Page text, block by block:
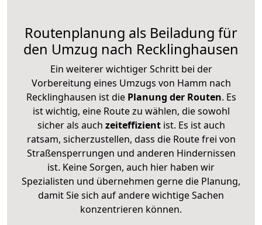
Routenplanung als Beiladung für
den Umzug nach Recklinghausen
Ein weiterer wichtiger Schritt bei der
Vorbereitung eines Umzugs von Hamm nach
Recklinghausen ist diePlanung der Routen. Es
ist wichtig, eine Route zu wählen, die sowohl
sicher als auch zeiteffizientist. Es ist auch
ratsam, sicherzustellen, dass die Route frei von
Straßensperrungen und anderen Hindernissen
ist. Keine Sorgen, auch hier haben wir
Spezialisten und übernehmen gerne die Planung,
damit Sie sich auf andere wichtige Sachen
konzentrieren können.